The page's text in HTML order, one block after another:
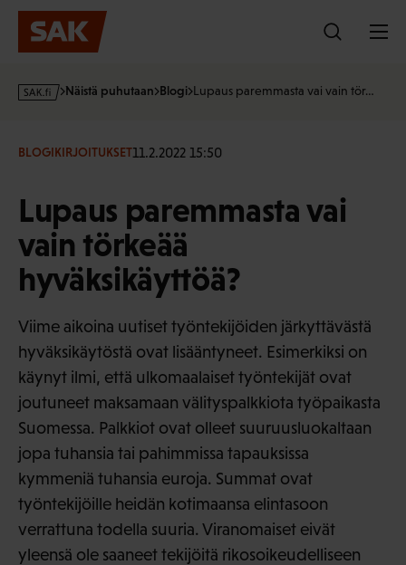
Hyppää
sisältöön
s
·
Näistä puhutaan Blogi Lupaus paremmasta vai vain tör…
BLOGIKIRJOITUKSET11.2.2022 15:50
Lupaus paremmasta vai
vain törkeää
hyväksikäyttöä?
Viime aikoina uutiset työntekijöiden järkyttävästä
hyväksikäytöstä ovat lisääntyneet. Esimerkiksi on
käynyt ilmi, että ulkomaalaiset työntekijät ovat
joutuneet maksamaan välityspalkkiota työpaikasta
Suomessa. Palkkiot ovat olleet suuruusluokaltaan
jopa tuhansia tai pahimmissa tapauksissa
kymmeniä tuhansia euroja. Summat ovat
työntekijöille heidän kotimaansa elintasoon
verrattuna todella suuria. Viranomaiset eivät
yleensä ole saaneet tekijöitä rikosoikeudelliseen